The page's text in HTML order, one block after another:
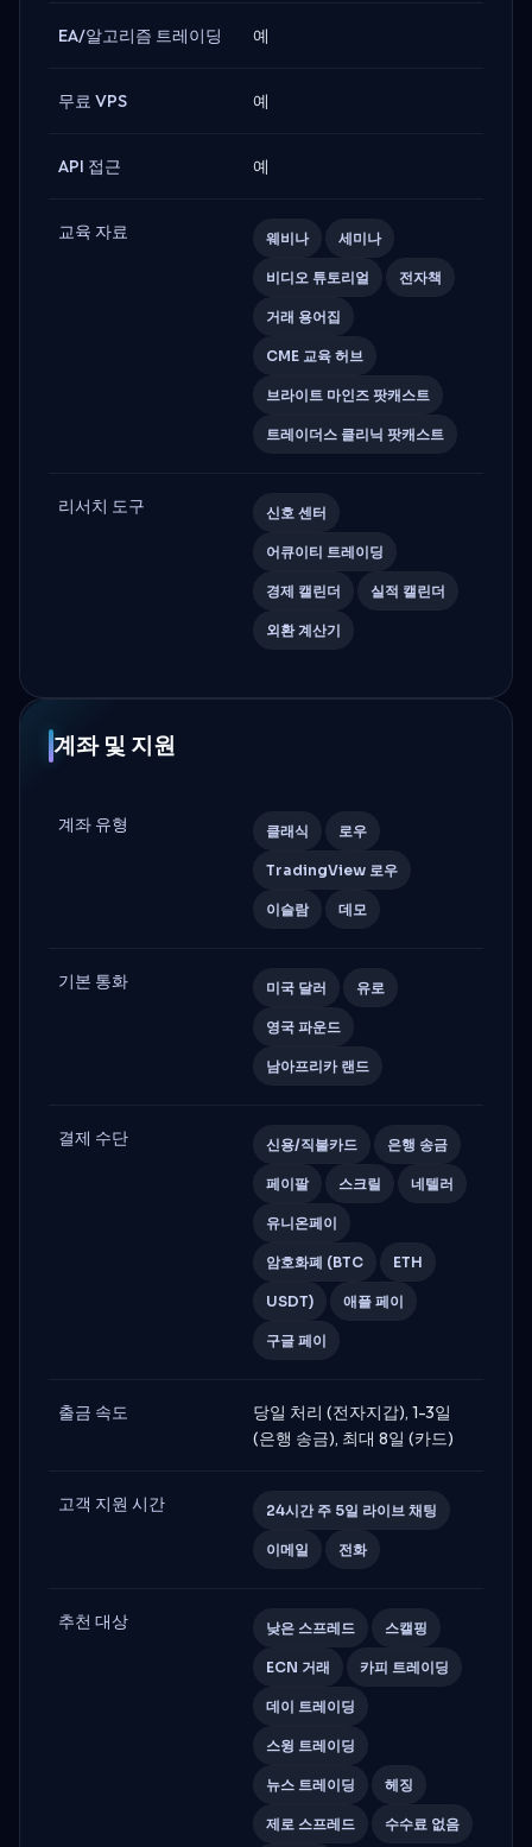
EA/알고리즘 트레이딩 예
무료 VPS 예
API 접근 예
교육 자료 웨비나 세미나
비디오 튜토리얼 전자책
거래 용어집
CME 교육 허브
브라이트 마인즈 팟캐스트
트레이더스 클리닉 팟캐스트
리서치 도구 신호 센터
어큐이티 트레이딩
경제 캘린더 실적 캘린더
외환 계산기
계좌 및 지원
계좌 유형 클래식 로우
TradingView 로우
이슬람 데모
기본 통화 미국 달러 유로
영국 파운드
남아프리카 랜드
결제 수단 신용/직불카드 은행 송금
페이팔 스크릴 네텔러
유니온페이
암호화폐 (BTC ETH
USDT) 애플 페이
구글 페이
출금 속도
당일 처리 (전자지갑), 1-3일
(은행 송금), 최대 8일 (카드)
고객 지원 시간 24시간 주 5일 라이브 채팅
이메일 전화
추천 대상 낮은 스프레드 스캘핑
ECN 거래 카피 트레이딩
데이 트레이딩
스윙 트레이딩
뉴스 트레이딩 헤징
제로 스프레드 수수료 없음